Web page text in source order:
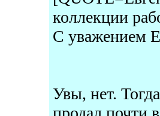
коллекции
С уважением
Увы, нет.